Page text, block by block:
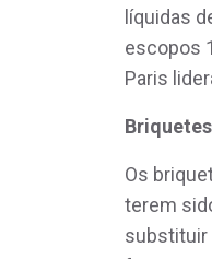
líquidas
escopos
Paris
Os
terem
substituir